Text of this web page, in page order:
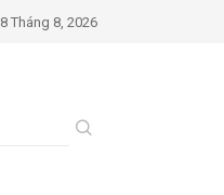
8 Tháng 8, 2026